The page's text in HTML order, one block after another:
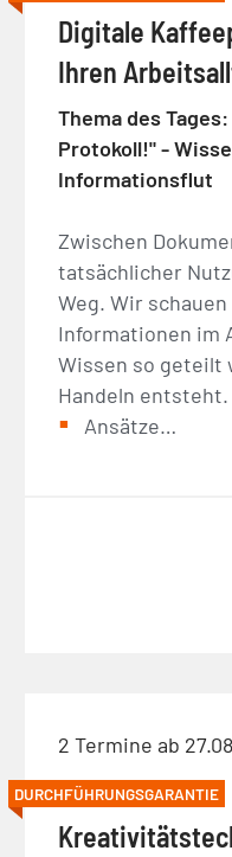
Digitale
Ihren
Thema des
Protokoll!" -
Informationsflut
Zwischen
tatsächlicher
Weg. Wir
Informationen im
Wissen so geteilt
Handeln entsteht.
Ansätze…
2 Termine ab
DURCHFÜHRUNGSGARANTIE